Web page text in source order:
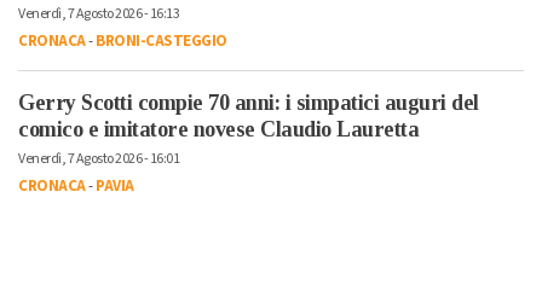
Venerdì, 7 Agosto 2026 - 16:13
CRONACA-BRONI-CASTEGGIO
Gerry Scotti compie 70 anni: i simpatici auguri del
comico e imitatore novese Claudio Lauretta
Venerdì, 7 Agosto 2026 - 16:01
CRONACA-PAVIA